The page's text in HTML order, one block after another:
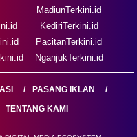
MadiunTerkini.id
KediriTerkini.id
PacitanTerkini.id
NganjukTerkini.id
PASANG IKLAN
TENTANG KAMI